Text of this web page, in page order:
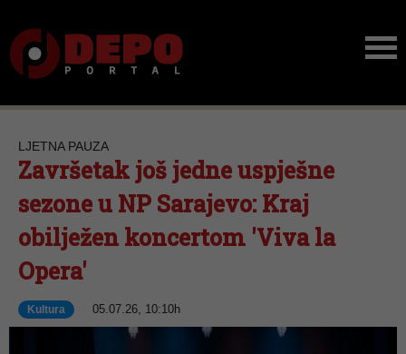
LJETNA PAUZA
Završetak još jedne uspješne
sezone u NP Sarajevo: Kraj
obilježen koncertom 'Viva la
Opera'
Kultura 05.07.26, 10:10h